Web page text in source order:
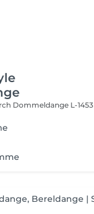
Dommeldange L-1453